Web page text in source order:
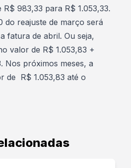
R$ 983,33 para R$ 1.053,33.
do reajuste de março será
fatura de abril. Ou seja,
valor de R$ 1.053,83 +
Nos próximos meses, a
de R$ 1.053,83 até o